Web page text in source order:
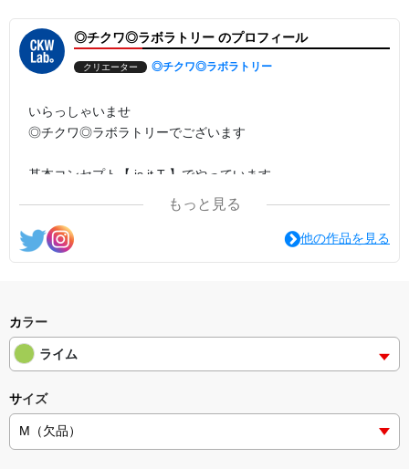
◎チクワ◎ラボラトリー のプロフィール
クリエーター ◎チクワ◎ラボラトリー
いらっしゃいませ
◎チクワ◎ラボラトリーでございます
基本コンセプト【 is it.T 】でやっています
見た人が、思わず『イジりたい』と思ってしまうような
どうぞ、ごゆっくり ご覧ください
もっと見る
他の作品を見る
カラー
ライム
サイズ